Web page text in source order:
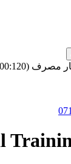
مصرف (00:
120